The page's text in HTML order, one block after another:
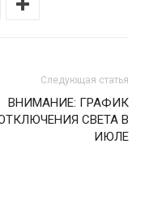
Следующая статья
ВНИМАНИЕ: ГРАФИК
СВЕТА В
ИЮЛЕ